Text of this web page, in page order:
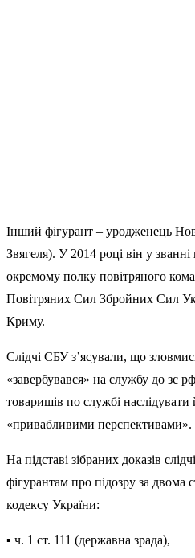
Інший фігурант – уродженець
Звягеля). У 2014 році він у
окремому полку повітряного
Повітряних Сил Збройних Сил
Криму.
Слідчі СБУ з’ясували, що
«завербувався» на службу до зс
товаришів по службі
«привабливими перспективами».
На підставі зібраних доказів
фігурантам про підозру за двома
кодексу України:
▪️ ч. 1 ст. 111 (державна зрада),